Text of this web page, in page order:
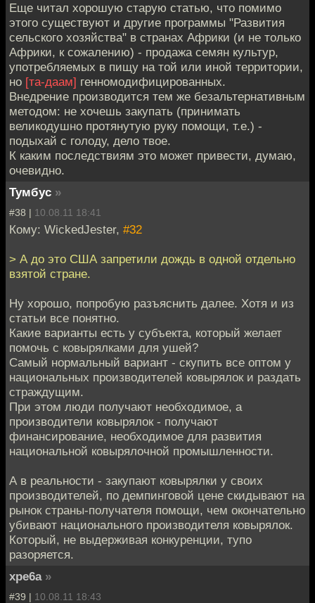
Еще читал хорошую старую статью, что помимо
этого существуют и другие программы "Развития
сельского хозяйства" в странах Африки (и не только
Африки, к сожалению) - продажа семян культур,
употребляемых в пищу на той или иной территории,
но [та-даам] генномодифицированных.
Внедрение производится тем же безальтернативным
методом: не хочешь закупать (принимать
великодушно протянутую руку помощи, т.е.) -
подыхай с голоду, дело твое.
К каким последствиям это может привести, думаю,
очевидно.
Тумбус »
#38 | 10.08.11 18:41
Кому: WickedJester, #32
> А до это США запретили дождь в одной отдельно
взятой стране.
Ну хорошо, попробую разъяснить далее. Хотя и из
статьи все понятно.
Какие варианты есть у субъекта, который желает
помочь с ковырялками для ушей?
Самый нормальный вариант - скупить все оптом у
национальных производителей ковырялок и раздать
страждущим.
При этом люди получают необходимое, а
производители ковырялок - получают
финансирование, необходимое для развития
национальной ковырялочной промышленности.
А в реальности - закупают ковырялки у своих
производителей, по демпинговой цене скидывают на
рынок страны-получателя помощи, чем окончательно
убивают национального производителя ковырялок.
Который, не выдерживая конкуренции, тупо
разоряется.
xpe6a »
#39 | 10.08.11 18:43